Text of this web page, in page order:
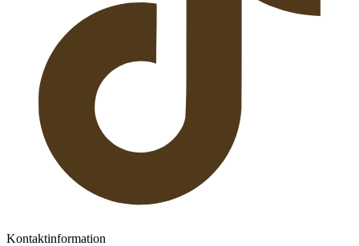
Kontaktinformation